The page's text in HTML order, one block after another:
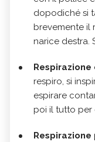
dopodiché si
brevemente il
narice destra.
respiro, si
espirare
poi il tutto per